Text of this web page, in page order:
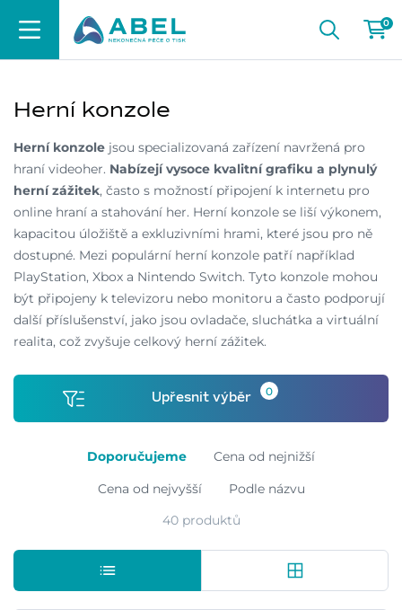
0
Herní konzole
Herní konzole jsou specializovaná zařízení navržená pro
hraní videoher. Nabízejí vysoce kvalitní grafiku a plynulý
herní zážitek, často s možností připojení k internetu pro
online hraní a stahování her. Herní konzole se liší výkonem,
kapacitou úložiště a exkluzivními hrami, které jsou pro ně
dostupné. Mezi populární herní konzole patří například
PlayStation, Xbox a Nintendo Switch. Tyto konzole mohou
být připojeny k televizoru nebo monitoru a často podporují
další příslušenství, jako jsou ovladače, sluchátka a virtuální
realita, což zvyšuje celkový herní zážitek.
Upřesnit výběr 0
Doporučujeme
Cena od nejnižší
Cena od nejvyšší
Podle názvu
40 produktů